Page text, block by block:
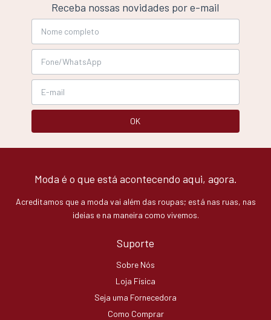
Receba nossas novidades por e-mail
Moda é o que está acontecendo aqui, agora.
Acreditamos que a moda vai além das roupas; está nas ruas, nas
ideias e na maneira como vivemos.
Suporte
Sobre Nós
Loja Física
Seja uma Fornecedora
Como Comprar